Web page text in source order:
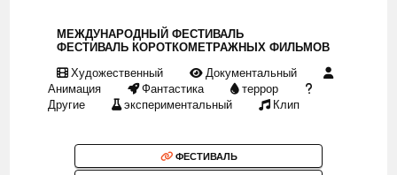
МЕЖДУНАРОДНЫЙ ФЕСТИВАЛЬ
ФЕСТИВАЛЬ КОРОТКОМЕТРАЖНЫХ ФИЛЬМОВ
Художественный
Документальный
Анимация
Фантастика
террор
Другие
экспериментальный Клип
ФЕСТИВАЛЬ